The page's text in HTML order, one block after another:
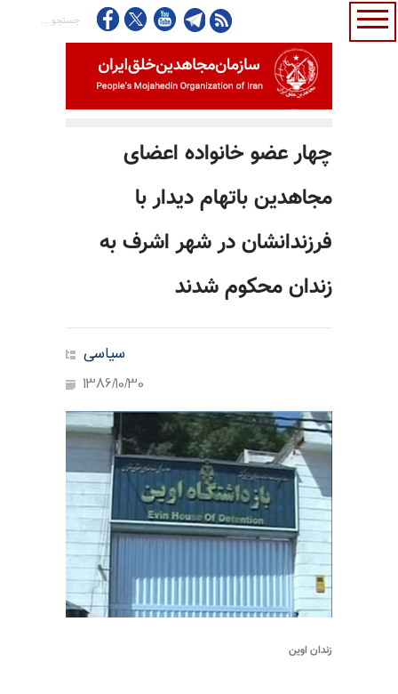
چهار عضو خانواده اعضای
مجاهدین باتهام دیدار با
فرزندانشان در شهر اشرف به
زندان محکوم شدند
سیاسی
1386/10/30
زندان اوین